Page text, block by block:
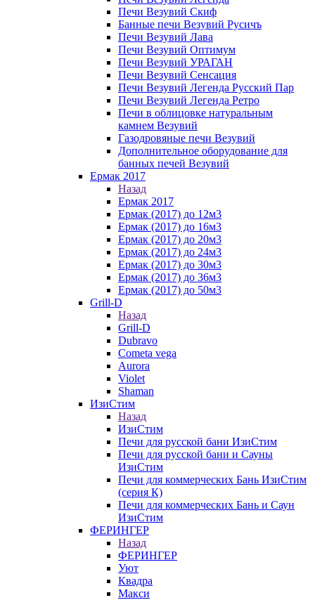
Печи Везувий Скиф
Банные печи Везувий Русичъ
Печи Везувий Лава
Печи Везувий Оптимум
Печи Везувий УРАГАН
Печи Везувий Сенсация
Печи Везувий Легенда Русский Пар
Печи Везувий Легенда Ретро
Печи в облицовке натуральным
камнем Везувий
Газодровяные печи Везувий
Дополнительное оборудование для
банных печей Везувий
Ермак 2017
Назад
Ермак 2017
Ермак (2017) до 12м3
Ермак (2017) до 16м3
Ермак (2017) до 20м3
Ермак (2017) до 24м3
Ермак (2017) до 30м3
Ермак (2017) до 36м3
Ермак (2017) до 50м3
Grill-D
Назад
Grill-D
Dubravo
Cometa vega
Aurora
Violet
Shaman
ИзиСтим
Назад
ИзиСтим
Печи для русской бани ИзиСтим
Печи для русской бани и Сауны
ИзиСтим
Печи для коммерческих Бань ИзиСтим
(серия К)
Печи для коммерческих Бань и Саун
ИзиСтим
ФЕРИНГЕР
Назад
ФЕРИНГЕР
Уют
Квадра
Макси